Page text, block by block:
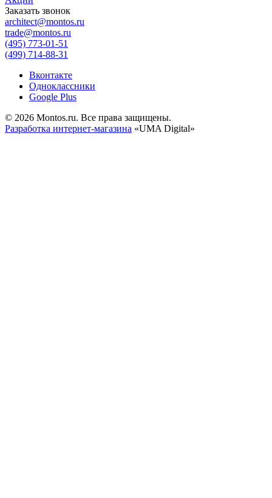
Заказать звонок
architect@montos.ru
trade@montos.ru
(495) 773-01-51
(499) 714-88-31
Вконтакте
Одноклассники
Google Plus
© 2026 Montos.ru. Все права защищены.
Разработка интернет-магазина «UMA Digital»